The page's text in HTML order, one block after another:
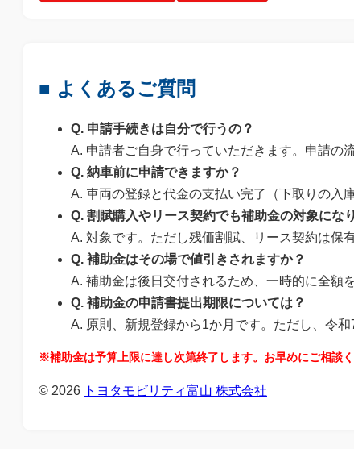
■ よくあるご質問
Q. 申請手続きは自分で行うの？
A. 申請者ご自身で行っていただきます。申請の
Q. 納車前に申請できますか？
A. 車両の登録と代金の支払い完了（下取りの入
Q. 割賦購入やリース契約でも補助金の対象にな
A. 対象です。ただし残価割賦、リース契約は保
Q. 補助金はその場で値引きされますか？
A. 補助金は後日交付されるため、一時的に全額
Q. 補助金の申請書提出期限については？
A. 原則、新規登録から1か月です。ただし、令
※補助金は予算上限に達し次第終了します。お早めにご相談く
© 2026 トヨタモビリティ富山 株式会社